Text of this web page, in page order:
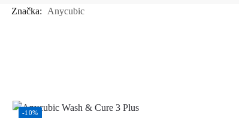
Značka: Anycubic
-10%